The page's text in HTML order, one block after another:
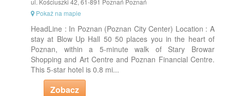
ul. Kościuszki 42, 61-891 Poznań Poznań
Pokaż na mapie
HeadLine : In Poznan (Poznan City Center) Location : A
stay at Blow Up Hall 50 50 places you in the heart of
Poznan, within a 5-minute walk of Stary Browar
Shopping and Art Centre and Poznan Financial Centre.
This 5-star hotel is 0.8 mi...
Zobacz